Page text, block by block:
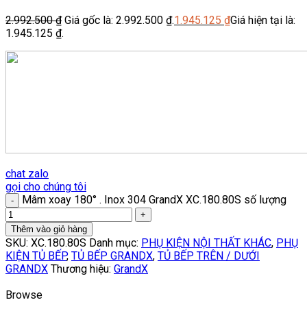
2.992.500₫ Giá gốc là: 2.992.500 ₫.1.945.125 ₫Giá hiện tại là:
1.945.125 ₫.
chat zalo
gọi cho chúng tôi
Mâm xoay 180° . Inox 304 GrandX XC.180.80S số lượng
Thêm vào giỏ hàng
SKU: XC.180.80S Danh mục: PHỤ KIỆN NỘI THẤT KHÁC, PHỤ
KIỆN TỦ BẾP, TỦ BẾP GRANDX, TỦ BẾP TRÊN / DƯỚI
GRANDX Thương hiệu: GrandX
Browse